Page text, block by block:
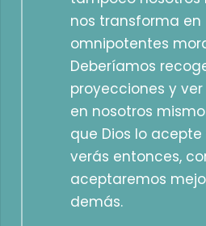
nos transforma en
omnipotentes
Deberíamos
proyecciones y
en nosotros
que Dios lo
verás entonces,
aceptaremos
demás.